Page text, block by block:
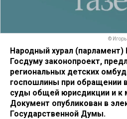
©
Народный хурал
Госдуму законопроект,
региональных детских
госпошлины при обращении
суды общей юрисдикции и к
Документ опубликован в
Государственной Думы.